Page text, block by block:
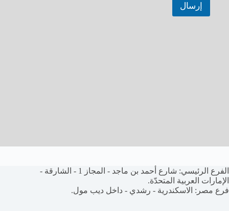
إرسال
الفرع الرئيسي: شارع أحمد بن ماجد - المجاز 1 - الشارقة -
الإمارات العربية المتحدّة.
فرع مصر: الاسكندرية - رشدي - داخل ديب مول.